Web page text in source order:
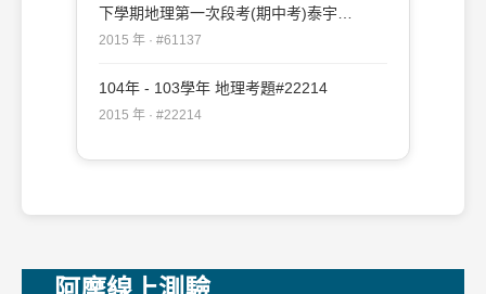
下學期地理第一次段考(期中考)泰宇
#61137
2015 年 · #61137
104年 - 103學年 地理考題#22214
2015 年 · #22214